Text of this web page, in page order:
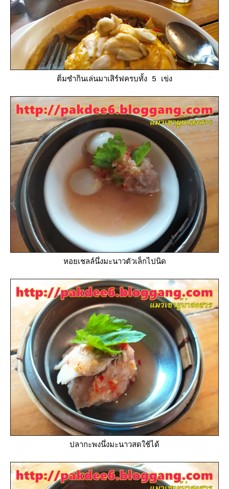
ติ่มซำกินเล่นมาเสิร์ฟครบทั้ง 5 เข่ง
หอยเชลล์นึ่งมะนาวตัวเล็กไปนิด
ปลากะพงนึ่งมะนาวสดใช้ได้